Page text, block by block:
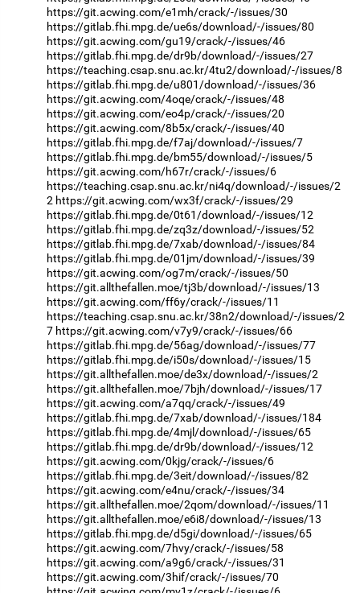
https://git.acwing.com/e1mh/crack/-/issues/30
https://gitlab.fhi.mpg.de/ue6s/download/-/issues/80
https://git.acwing.com/gu19/crack/-/issues/46
https://gitlab.fhi.mpg.de/dr9b/download/-/issues/27
https://teaching.csap.snu.ac.kr/4tu2/download/-/issues/8
https://gitlab.fhi.mpg.de/u801/download/-/issues/36
https://git.acwing.com/4oqe/crack/-/issues/48
https://git.acwing.com/eo4p/crack/-/issues/20
https://git.acwing.com/8b5x/crack/-/issues/40
https://gitlab.fhi.mpg.de/f7aj/download/-/issues/7
https://gitlab.fhi.mpg.de/bm55/download/-/issues/5
https://git.acwing.com/h67r/crack/-/issues/6
https://teaching.csap.snu.ac.kr/ni4q/download/-/issues/2
2 https://git.acwing.com/wx3f/crack/-/issues/29
https://gitlab.fhi.mpg.de/0t61/download/-/issues/12
https://gitlab.fhi.mpg.de/zq3z/download/-/issues/52
https://gitlab.fhi.mpg.de/7xab/download/-/issues/84
https://gitlab.fhi.mpg.de/01jm/download/-/issues/39
https://git.acwing.com/og7m/crack/-/issues/50
https://git.allthefallen.moe/tj3b/download/-/issues/13
https://git.acwing.com/ff6y/crack/-/issues/11
https://teaching.csap.snu.ac.kr/38n2/download/-/issues/2
7 https://git.acwing.com/v7y9/crack/-/issues/66
https://gitlab.fhi.mpg.de/56ag/download/-/issues/77
https://gitlab.fhi.mpg.de/i50s/download/-/issues/15
https://git.allthefallen.moe/de3x/download/-/issues/2
https://git.allthefallen.moe/7bjh/download/-/issues/17
https://git.acwing.com/a7qq/crack/-/issues/49
https://gitlab.fhi.mpg.de/7xab/download/-/issues/184
https://gitlab.fhi.mpg.de/4mjl/download/-/issues/65
https://gitlab.fhi.mpg.de/dr9b/download/-/issues/12
https://git.acwing.com/0kjg/crack/-/issues/6
https://gitlab.fhi.mpg.de/3eit/download/-/issues/82
https://git.acwing.com/e4nu/crack/-/issues/34
https://git.allthefallen.moe/2qom/download/-/issues/11
https://git.allthefallen.moe/e6i8/download/-/issues/13
https://gitlab.fhi.mpg.de/d5gi/download/-/issues/65
https://git.acwing.com/7hvy/crack/-/issues/58
https://git.acwing.com/a9g6/crack/-/issues/31
https://git.acwing.com/3hif/crack/-/issues/70